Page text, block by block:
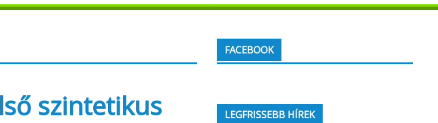
szintetikus
FACEBOOK
LEGFRISSEBB HÍREK